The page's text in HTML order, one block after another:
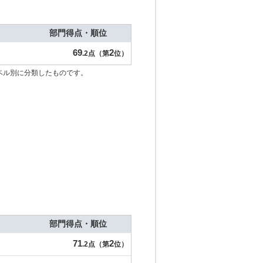
部門得点・順位
69.2点（第2位）
別に分類したものです。
部門得点・順位
71.2点（第2位）